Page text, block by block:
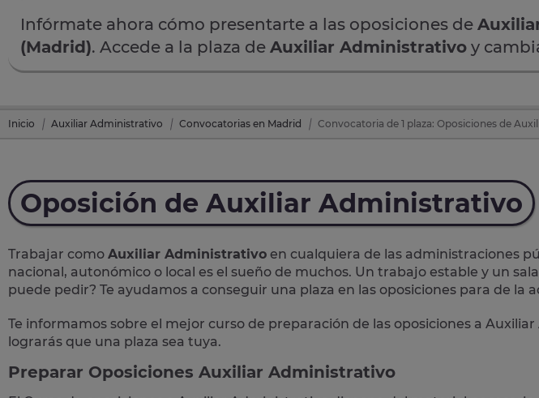
Infórmate ahora cómo presentarte a las oposiciones de
(Madrid). Accede a la plaza de Auxiliar Administrativo y
Inicio Auxiliar Administrativo Convocatorias en Madrid Convocatoria de 1 plaza: Oposiciones de
Oposición de Auxiliar Administrativo
Trabajar como Auxiliar Administrativo en cualquiera de las administraciones
nacional, autonómico o local es el sueño de muchos. Un trabajo estable y un
puede pedir? Te ayudamos a conseguir una plaza en las oposiciones para de la
Te informamos sobre el mejor curso de preparación de las oposiciones a
lograrás que una plaza sea tuya.
Preparar Oposiciones Auxiliar Administrativo